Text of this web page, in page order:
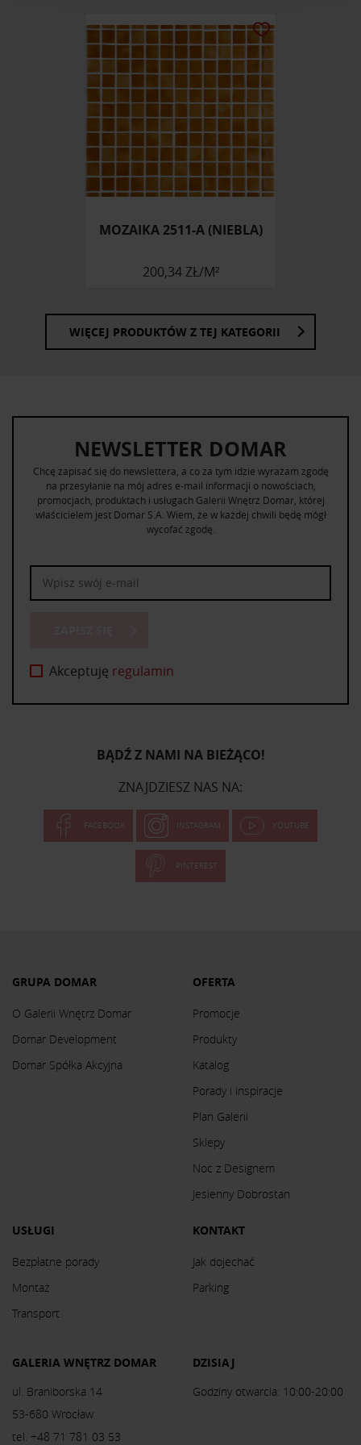
korzystasz z naszej witryny, udostępniamy partnerom
społecznościowym, reklamowym i analitycznym.
Partnerzy mogą połączyć te informacje z innymi danymi
otrzymanymi od Ciebie lub uzyskanymi podczas
korzystania z ich usług.
MOZAIKA 2511-A (NIEBLA)
200,34 ZŁ/M²
WIĘCEJ PRODUKTÓW Z TEJ KATEGORII
NEWSLETTER DOMAR
Chcę zapisać się do newslettera, a co za tym idzie wyrażam zgodę
na przesyłanie na mój adres e-mail informacji o nowościach,
promocjach, produktach i usługach Galerii Wnętrz Domar, której
właścicielem jest Domar S.A. Wiem, że w każdej chwili będę mógł
wycofać zgodę.
Akceptuję regulamin
BĄDŹ Z NAMI NA BIEŻĄCO!
ZNAJDZIESZ NAS NA:
FACEBOOK INSTAGRAM YOUTUBE
PINTEREST
GRUPA DOMAR
O Galerii Wnętrz Domar
Domar Development
Domar Spółka Akcyjna
OFERTA
Promocje
Produkty
Katalog
Porady i inspiracje
Plan Galerii
Sklepy
Noc z Designem
Jesienny Dobrostan
USŁUGI
Bezpłatne porady
Montaż
Transport
KONTAKT
Jak dojechać
Parking
GALERIA WNĘTRZ DOMAR
ul. Braniborska 14
53-680 Wrocław
tel. +48 71 781 03 53
DZISIAJ
Godziny otwarcia: 10:00-20:00